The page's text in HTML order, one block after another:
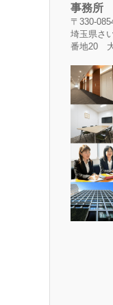
事務所
〒330-
埼玉県さ
番地20